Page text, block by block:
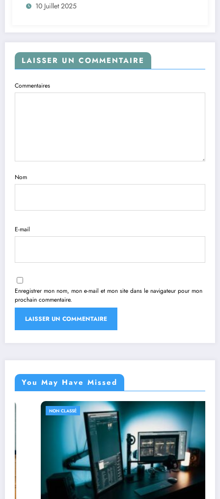
10 Juillet 2025
LAISSER UN COMMENTAIRE
Commentaires
Nom
E-mail
Enregistrer mon nom, mon e-mail et mon site dans le navigateur pour mon
prochain commentaire.
You May Have Missed
NON CLASSÉ